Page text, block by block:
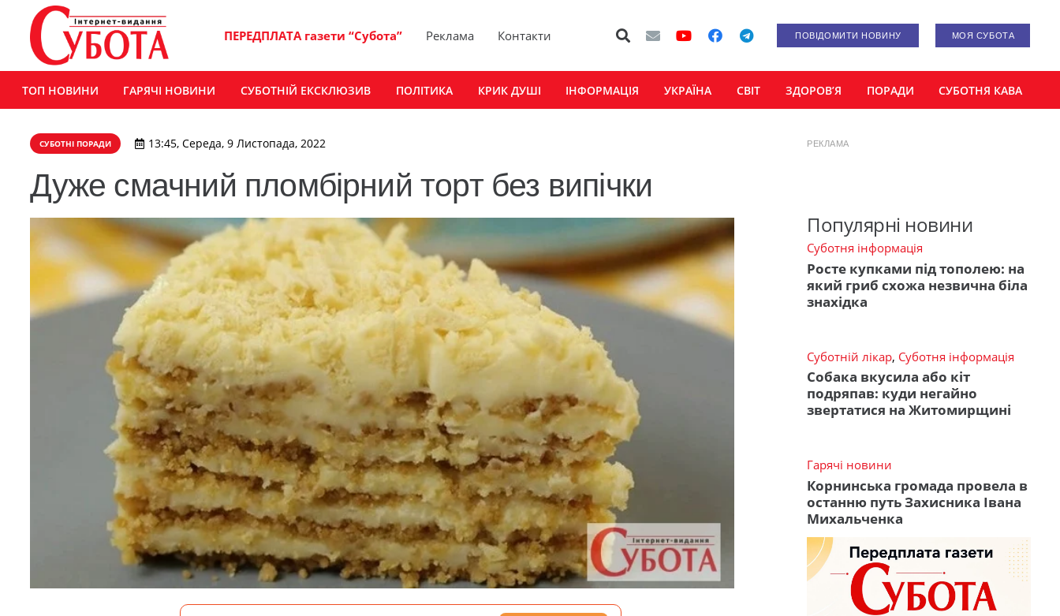
ПЕРЕДПЛАТА газети “Субота” Реклама Контакти ПОВІДОМИТИ НОВИНУ МОЯ СУБОТА
ТОП НОВИНИ ГАРЯЧІ НОВИНИ СУБОТНІЙ ЕКСКЛЮЗИВ ПОЛІТИКА КРИК ДУШІ ІНФОРМАЦІЯ УКРАЇНА СВІТ ЗДОРОВ’Я ПОРАДИ СУБОТНЯ КАВА
СУБОТНІ ПОРАДИ 13:45, Середа, 9 Листопада, 2022
Дуже смачний пломбірний торт без випічки
РЕКЛАМА
Популярні новини
Суботня інформація
Росте купками під тополею: на
який гриб схожа незвична біла
знахідка
Суботній лікар, Суботня інформація
Собака вкусила або кіт
подряпав: куди негайно
звертатися на Житомирщині
Гарячі новини
Корнинська громада провела в
останню путь Захисника Івана
Михальченка